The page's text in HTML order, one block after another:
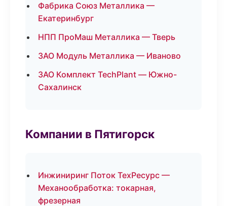
Фабрика Союз Металлика —
Екатеринбург
НПП ПроМаш Металлика — Тверь
ЗАО Модуль Металлика — Иваново
ЗАО Комплект TechPlant — Южно-
Сахалинск
Компании в Пятигорск
Инжиниринг Поток ТехРесурс —
Механообработка: токарная,
фрезерная